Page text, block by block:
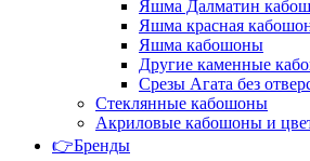
Яшма Далматин
Яшма красная
Яшма кабошоны
Другие каменные
Срезы Агата без
Стеклянные кабошоны
Акриловые кабошоны и
👉Бренды